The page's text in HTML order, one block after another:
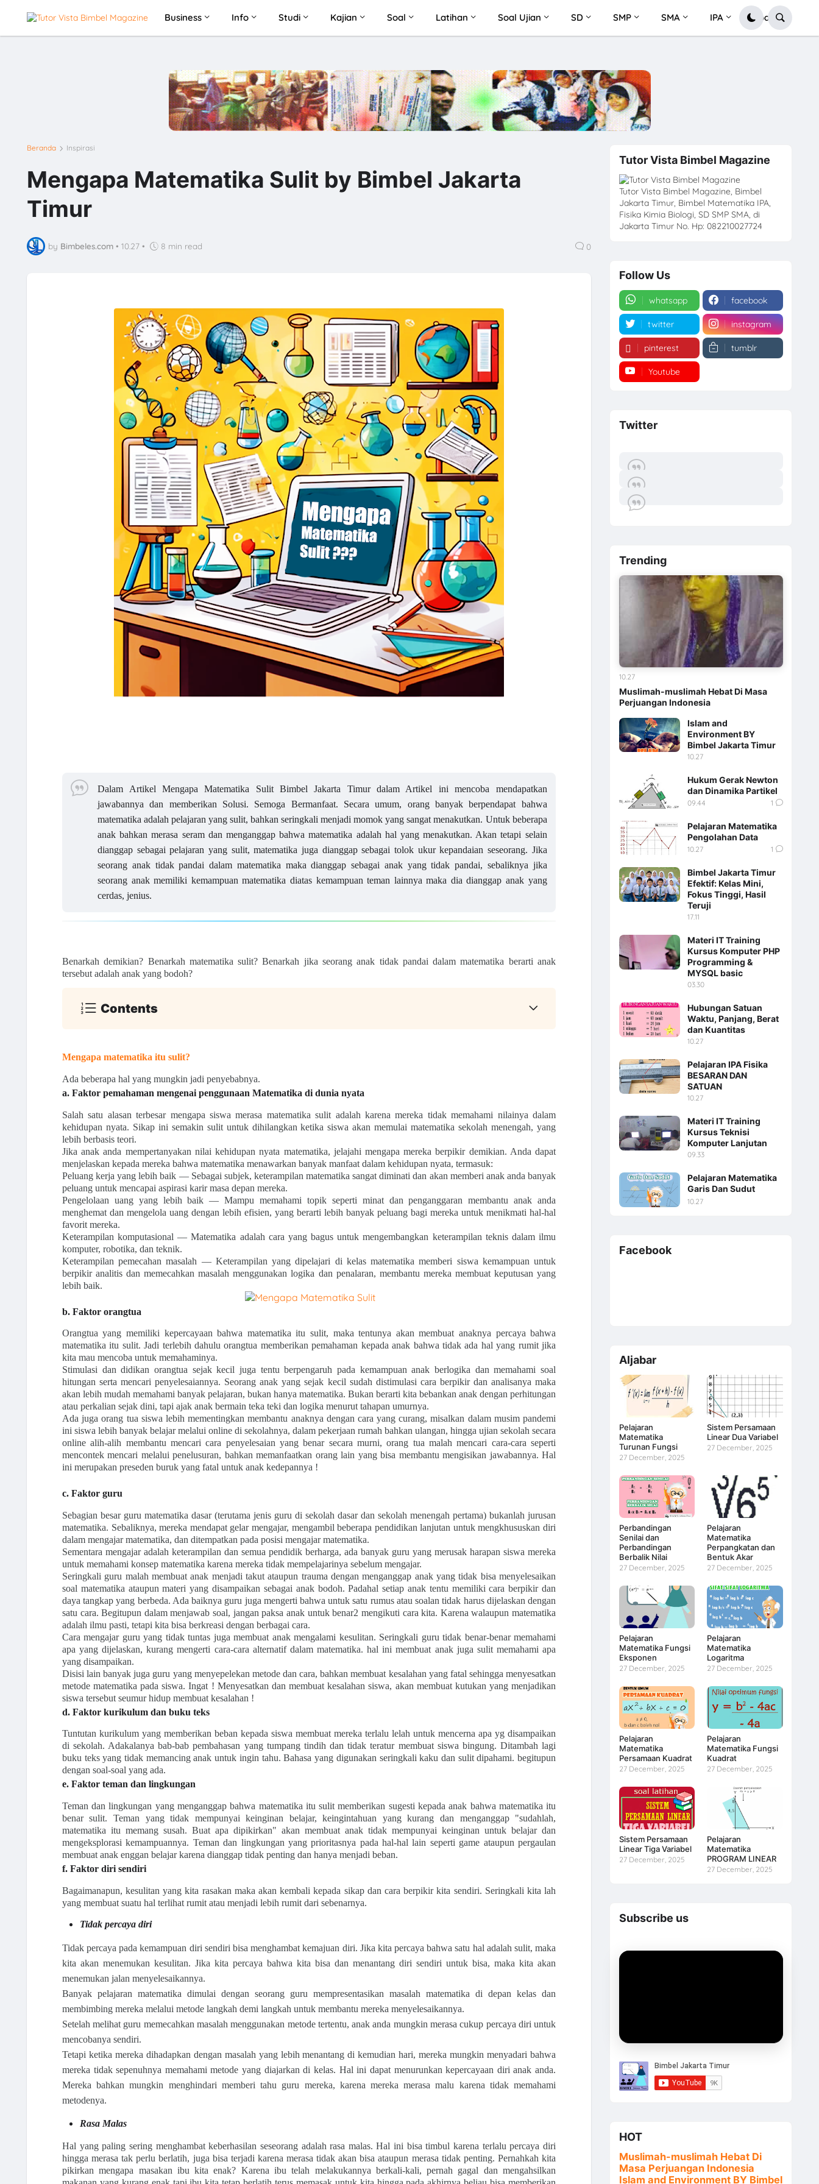
Business Info Studi Kajian Soal Latihan Soal Ujian SD SMP SMA IPA Soal
Beranda Inspirasi
Mengapa Matematika Sulit by Bimbel Jakarta
Timur
by Bimbeles.com • 10.27 • 8 min read 0
Dalam Artikel Mengapa Matematika Sulit Bimbel Jakarta Timur dalam Artikel ini mencoba mendapatkan
jawabannya dan memberikan Solusi. Semoga Bermanfaat. Secara umum, orang banyak berpendapat bahwa
matematika adalah pelajaran yang sulit, bahkan seringkali menjadi momok yang sangat menakutkan. Untuk beberapa
anak bahkan merasa seram dan menganggap bahwa matematika adalah hal yang menakutkan. Akan tetapi selain
dianggap sebagai pelajaran yang sulit, matematika juga dianggap sebagai tolok ukur kepandaian seseorang. Jika
seorang anak tidak pandai dalam matematika maka dianggap sebagai anak yang tidak pandai, sebaliknya jika
seorang anak memiliki kemampuan matematika diatas kemampuan teman lainnya maka dia dianggap anak yang
cerdas, jenius.
Benarkah demikian? Benarkah matematika sulit? Benarkah jika seorang anak tidak pandai dalam matematika berarti anak
tersebut adalah anak yang bodoh?
Contents
Mengapa matematika itu sulit?
Ada beberapa hal yang mungkin jadi penyebabnya.
a. Faktor pemahaman mengenai penggunaan Matematika di dunia nyata
Salah satu alasan terbesar mengapa siswa merasa matematika sulit adalah karena mereka tidak memahami nilainya dalam
kehidupan nyata. Sikap ini semakin sulit untuk dihilangkan ketika siswa akan memulai matematika sekolah menengah, yang
lebih berbasis teori.
Jika anak anda mempertanyakan nilai kehidupan nyata matematika, jelajahi mengapa mereka berpikir demikian. Anda dapat
menjelaskan kepada mereka bahwa matematika menawarkan banyak manfaat dalam kehidupan nyata, termasuk:
Peluang kerja yang lebih baik — Sebagai subjek, keterampilan matematika sangat diminati dan akan memberi anak anda banyak
peluang untuk mencapai aspirasi karir masa depan mereka.
Pengelolaan uang yang lebih baik — Mampu memahami topik seperti minat dan penganggaran membantu anak anda
menghemat dan mengelola uang dengan lebih efisien, yang berarti lebih banyak peluang bagi mereka untuk menikmati hal-hal
favorit mereka.
Keterampilan komputasional — Matematika adalah cara yang bagus untuk mengembangkan keterampilan teknis dalam ilmu
komputer, robotika, dan teknik.
Keterampilan pemecahan masalah — Keterampilan yang dipelajari di kelas matematika memberi siswa kemampuan untuk
berpikir analitis dan memecahkan masalah menggunakan logika dan penalaran, membantu mereka membuat keputusan yang
lebih baik.
b. Faktor orangtua
Orangtua yang memiliki kepercayaan bahwa matematika itu sulit, maka tentunya akan membuat anaknya percaya bahwa
matematika itu sulit. Jadi terlebih dahulu orangtua memberikan pemahaman kepada anak bahwa tidak ada hal yang rumit jika
kita mau mencoba untuk memahaminya.
Stimulasi dan didikan orangtua sejak kecil juga tentu berpengaruh pada kemampuan anak berlogika dan memahami soal
hitungan serta mencari penyelesaiannya. Seorang anak yang sejak kecil sudah distimulasi cara berpikir dan analisanya maka
akan lebih mudah memahami banyak pelajaran, bukan hanya matematika. Bukan berarti kita bebankan anak dengan perhitungan
atau perkalian sejak dini, tapi ajak anak bermain teka teki dan logika menurut tahapan umurnya.
Ada juga orang tua siswa lebih mementingkan membantu anaknya dengan cara yang curang, misalkan dalam musim pandemi
ini siswa lebih banyak belajar melalui online di sekolahnya, dalam pekerjaan rumah bahkan ulangan, hingga ujian sekolah secara
online alih-alih membantu mencari cara penyelesaian yang benar secara murni, orang tua malah mencari cara-cara seperti
mencontek mencari melalui penelusuran, bahkan memanfaatkan orang lain yang bisa membantu mengisikan jawabannya. Hal
ini merupakan preseden buruk yang fatal untuk anak kedepannya !
c. Faktor guru
Sebagian besar guru matematika dasar (terutama jenis guru di sekolah dasar dan sekolah menengah pertama) bukanlah jurusan
matematika. Sebaliknya, mereka mendapat gelar mengajar, mengambil beberapa pendidikan lanjutan untuk mengkhususkan diri
dalam mengajar matematika, dan ditempatkan pada posisi mengajar matematika.
Sementara mengajar adalah keterampilan dan semua pendidik berharga, ada banyak guru yang merusak harapan siswa mereka
untuk memahami konsep matematika karena mereka tidak mempelajarinya sebelum mengajar.
Seringkali guru malah membuat anak menjadi takut ataupun trauma dengan menganggap anak yang tidak bisa menyelesaikan
soal matematika ataupun materi yang disampaikan sebagai anak bodoh. Padahal setiap anak tentu memiliki cara berpikir dan
daya tangkap yang berbeda. Ada baiknya guru juga mengerti bahwa untuk satu rumus atau soalan tidak harus dijelaskan dengan
satu cara. Begitupun dalam menjawab soal, jangan paksa anak untuk benar2 mengikuti cara kita. Karena walaupun matematika
adalah ilmu pasti, tetapi kita bisa berkreasi dengan berbagai cara.
Cara mengajar guru yang tidak tuntas juga membuat anak mengalami kesulitan. Seringkali guru tidak benar-benar memahami
apa yang dijelaskan, kurang mengerti cara-cara alternatif dalam matematika. hal ini membuat anak juga sulit memahami apa
yang disampaikan.
Disisi lain banyak juga guru yang menyepelekan metode dan cara, bahkan membuat kesalahan yang fatal sehingga menyesatkan
metode matematika pada siswa. Ingat ! Menyesatkan dan membuat kesalahan siswa, akan membuat kutukan yang menjadikan
siswa tersebut seumur hidup membuat kesalahan !
d. Faktor kurikulum dan buku teks
Tuntutan kurikulum yang memberikan beban kepada siswa membuat mereka terlalu lelah untuk mencerna apa yg disampaikan
di sekolah. Adakalanya bab-bab pembahasan yang tumpang tindih dan tidak teratur membuat siswa bingung. Ditambah lagi
buku teks yang tidak memancing anak untuk ingin tahu. Bahasa yang digunakan seringkali kaku dan sulit dipahami. begitupun
dengan soal-soal yang ada.
e. Faktor teman dan lingkungan
Teman dan lingkungan yang menganggap bahwa matematika itu sulit memberikan sugesti kepada anak bahwa matematika itu
benar sulit. Teman yang tidak mempunyai keinginan belajar, keingintahuan yang kurang dan menganggap "sudahlah,
matematika itu memang susah. Buat apa dipikirkan" akan membuat anak tidak mempunyai keinginan untuk belajar dan
mengeksplorasi kemampuannya. Teman dan lingkungan yang prioritasnya pada hal-hal lain seperti game ataupun pergaulan
membuat anak enggan belajar karena dianggap tidak penting dan hanya menjadi beban.
f. Faktor diri sendiri
Bagaimanapun, kesulitan yang kita rasakan maka akan kembali kepada sikap dan cara berpikir kita sendiri. Seringkali kita lah
yang membuat suatu hal terlihat rumit atau menjadi lebih rumit dari sebenarnya.
Tidak percaya diri
Tidak percaya pada kemampuan diri sendiri bisa menghambat kemajuan diri. Jika kita percaya bahwa satu hal adalah sulit, maka
kita akan menemukan kesulitan. Jika kita percaya bahwa kita bisa dan menantang diri sendiri untuk bisa, maka kita akan
menemukan jalan menyelesaikannya.
Banyak pelajaran matematika dimulai dengan seorang guru mempresentasikan masalah matematika di depan kelas dan
membimbing mereka melalui metode langkah demi langkah untuk membantu mereka menyelesaikannya.
Setelah melihat guru memecahkan masalah menggunakan metode tertentu, anak anda mungkin merasa cukup percaya diri untuk
mencobanya sendiri.
Tetapi ketika mereka dihadapkan dengan masalah yang lebih menantang di kemudian hari, mereka mungkin menyadari bahwa
mereka tidak sepenuhnya memahami metode yang diajarkan di kelas. Hal ini dapat menurunkan kepercayaan diri anak anda.
Mereka bahkan mungkin menghindari memberi tahu guru mereka, karena mereka merasa malu karena tidak memahami
metodenya.
Rasa Malas
Hal yang paling sering menghambat keberhasilan seseorang adalah rasa malas. Hal ini bisa timbul karena terlalu percaya diri
hingga merasa tak perlu berlatih, juga bisa terjadi karena merasa tidak akan bisa ataupun merasa tidak penting. Pernahkah kita
pikirkan mengapa masakan ibu kita enak? Karena ibu telah melakukannya berkali-kali, pernah gagal dan mengahsilkan
Tutor Vista Bimbel Magazine
Tutor Vista Bimbel Magazine, Bimbel
Jakarta Timur, Bimbel Matematika IPA,
Fisika Kimia Biologi, SD SMP SMA, di
Jakarta Timur No. Hp: 082210027724
Follow Us
whatsapp facebook
twitter instagram
pinterest tumblr
Youtube
Twitter
Trending
Muslimah-muslimah Hebat Di Masa
Perjuangan Indonesia
10.27
Islam and
Environment BY
Bimbel Jakarta Timur
10.27
Hukum Gerak Newton
dan Dinamika Partikel
09.44 1
Pelajaran Matematika
Pengolahan Data
10.27 1
Bimbel Jakarta Timur
Efektif: Kelas Mini,
Fokus Tinggi, Hasil
Teruji
17.11
Materi IT Training
Kursus Komputer PHP
Programming &
MYSQL basic
03.30
Hubungan Satuan
Waktu, Panjang, Berat
dan Kuantitas
10.27
Pelajaran IPA Fisika
BESARAN DAN
SATUAN
10.27
Materi IT Training
Kursus Teknisi
Komputer Lanjutan
09.33
Pelajaran Matematika
Garis Dan Sudut
10.27
Facebook
Aljabar
Pelajaran
Matematika
Turunan Fungsi
27 December, 2025
Sistem Persamaan
Linear Dua Variabel
27 December, 2025
Perbandingan
Senilai dan
Perbandingan
Berbalik Nilai
27 December, 2025
Pelajaran
Matematika
Perpangkatan dan
Bentuk Akar
27 December, 2025
Pelajaran
Matematika Fungsi
Eksponen
27 December, 2025
Pelajaran
Matematika
Logaritma
27 December, 2025
Pelajaran
Matematika
Persamaan Kuadrat
27 December, 2025
Pelajaran
Matematika Fungsi
Kuadrat
27 December, 2025
Sistem Persamaan
Linear Tiga Variabel
27 December, 2025
Pelajaran
Matematika
PROGRAM LINEAR
27 December, 2025
Subscribe us
HOT
Muslimah-muslimah Hebat Di
Masa Perjuangan Indonesia
Islam and Environment BY Bimbel